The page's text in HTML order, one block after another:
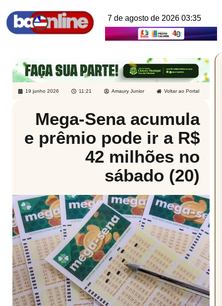
7 de agosto de 2026 03:35
19 junho 2026 11:21 Amaury Junior Voltar ao Portal
Mega-Sena acumula
e prêmio pode ir a R$
42 milhões no
sábado (20)